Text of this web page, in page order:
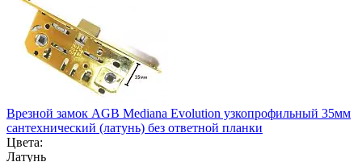
Врезной замок AGB Mediana Evolution узкопрофильный 35мм
сантехнический (латунь) без ответной планки
Цвета:
Латунь